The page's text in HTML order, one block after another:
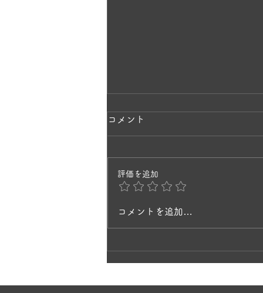
ラベンダーの香りに包まれて
✨
ずつ挿し木で増やして3年目。 と
てもキレイで、庭を歩いていると
風にそよいで、ラベンダーの香り
見頃です🌸
コメント
評価を追加
コメントを追加…